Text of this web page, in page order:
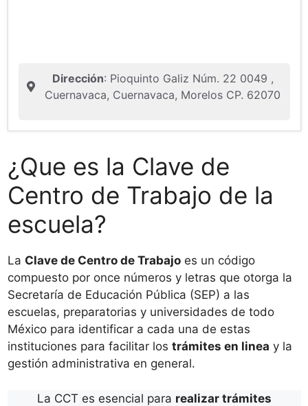
Dirección: Pioquinto Galiz Núm. 22 0049 ,
Cuernavaca, Cuernavaca, Morelos CP. 62070
¿Que es la Clave de
Centro de Trabajo de la
escuela?
La Clave de Centro de Trabajo es un código
compuesto por once números y letras que otorga la
Secretaría de Educación Pública (SEP) a las
escuelas, preparatorias y universidades de todo
México para identificar a cada una de estas
instituciones para facilitar los trámites en linea y la
gestión administrativa en general.
La CCT es esencial para realizar trámites